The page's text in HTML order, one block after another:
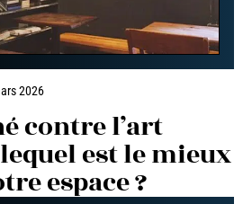
2026
contre l’art
est le mieux
espace ?